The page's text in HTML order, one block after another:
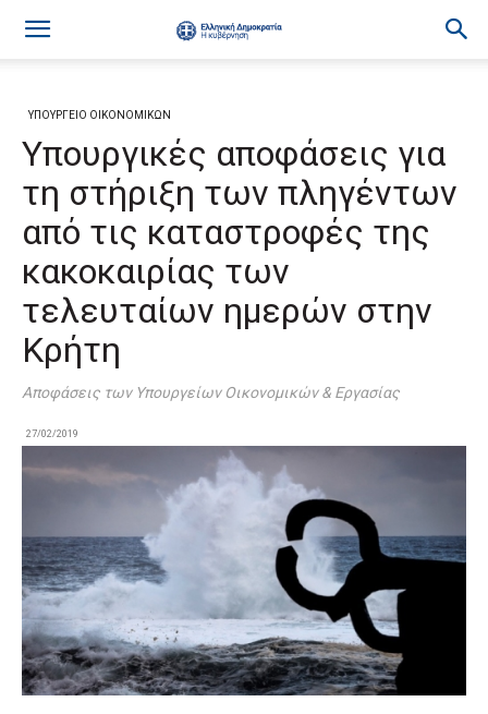
ΥΠΟΥΡΓΕΙΟ ΟΙΚΟΝΟΜΙΚΩΝ
Υπουργικές αποφάσεις για
τη στήριξη των πληγέντων
από τις καταστροφές της
κακοκαιρίας των
τελευταίων ημερών στην
Κρήτη
Αποφάσεις των Υπουργείων Οικονομικών & Εργασίας
27/02/2019